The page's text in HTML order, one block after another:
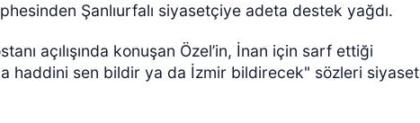
Şanlıurfalı siyasetçiye adeta destek yağdı.
açılışında konuşan Özel’in, İnan için sarf ettiği
haddini sen bildir ya da İzmir bildirecek" sözleri siyaset